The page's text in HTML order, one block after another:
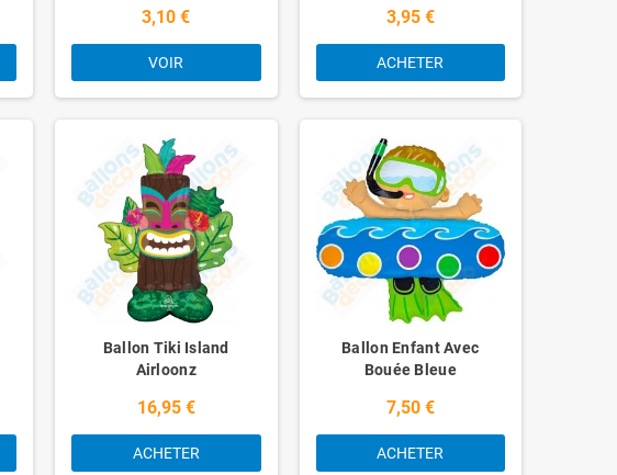
3,10 €
VOIR
3,95 €
ACHETER
Ballon Tiki Island
Airloonz
16,95 €
ACHETER
Ballon Enfant Avec
Bouée Bleue
7,50 €
ACHETER